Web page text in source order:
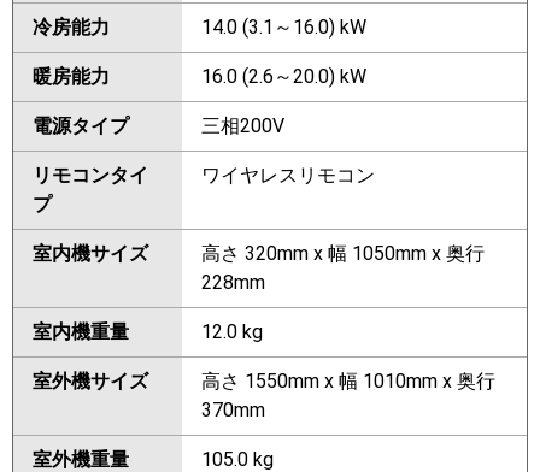
冷房能力 14.0 (3.1～16.0) kW
暖房能力 16.0 (2.6～20.0) kW
電源タイプ 三相200V
リモコンタイ
プ
ワイヤレスリモコン
室内機サイズ
高さ 320mm x 幅 1050mm x 奥行
228mm
室内機重量 12.0 kg
室外機サイズ
高さ 1550mm x 幅 1010mm x 奥行
370mm
室外機重量 105.0 kg